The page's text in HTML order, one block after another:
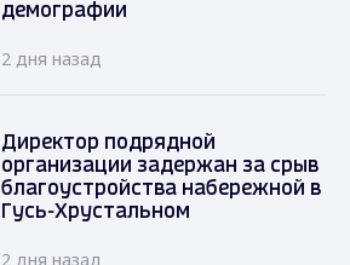
демографии
2 дня назад
Директор подрядной
организации задержан за срыв
благоустройства набережной в
Гусь-Хрустальном
2 дня назад